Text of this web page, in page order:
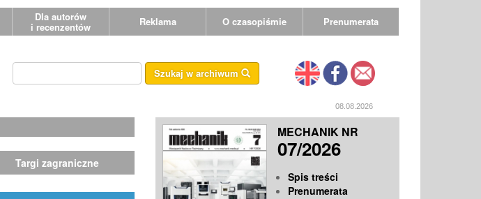
Dla autorów
i recenzentów Reklama O czasopiśmie Prenumerata
Szukaj w archiwum
08.08.2026
Targi zagraniczne
MECHANIK NR
07/2026
Spis treści
Prenumerata